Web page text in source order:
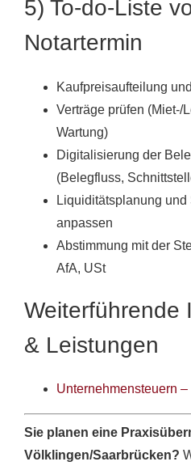
5) To-do-Liste
Notartermin
Kaufpreisaufteilung
Verträge prüfen (Miet-/
Wartung)
Digitalisierung der
(Belegfluss,
Liquiditätsplanung
anpassen
Abstimmung mit der
AfA, USt
Weiterführende
& Leistungen
Unternehmensteuern
Sie planen eine
Völklingen/Saarbrücken?